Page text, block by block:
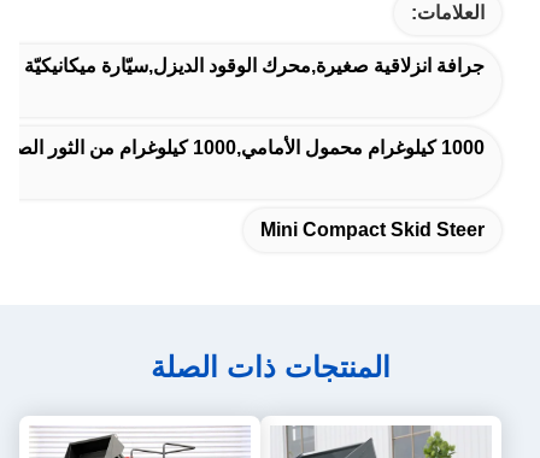
العلامات:
جرافة انزلاقية صغيرة,محرك الوقود الديزل,سيّارة ميكانيكيّة
1000 كيلوغرام محمول الأمامي,1000 كيلوغرام من الثور الصغير
Mini Compact Skid Steer
المنتجات ذات الصلة